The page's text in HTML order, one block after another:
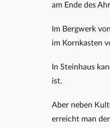
am Ende des
Im Bergwerk
im Kornkasten
In Steinhaus
ist.
Aber neben
erreicht man